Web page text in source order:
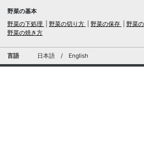
野菜の基本
野菜の下処理
野菜の切り方 野菜の保存 野菜
野菜の焼き方
言語 日本語 / English